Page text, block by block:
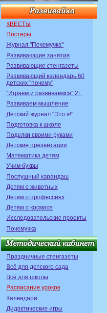
КВЕСТЫ
Постеры
Журнал "Почемучка"
Развивающие занятия
Развивающие стенгазеты
Развивающий календарь 60
детских "почему"
"Играем и развиваемся" 2+
Развиваем мышление
Детский журнал "Это я!"
Подготовка к школе
Поделки своими руками
Детские презентации
Математика детям
Учим буквы
Послушный карандаш
Детям о животных
Детям о профессиях
Детям о космосе
Исследовательские проекты
Почемучка
Праздничные стенгазеты
Всё для детского сада
Всё для школы
Расписание уроков
Календари
Дидактические игры